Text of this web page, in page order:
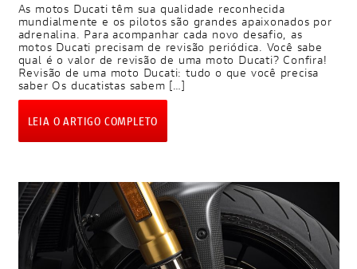
As motos Ducati têm sua qualidade reconhecida
mundialmente e os pilotos são grandes apaixonados por
adrenalina. Para acompanhar cada novo desafio, as
motos Ducati precisam de revisão periódica. Você sabe
qual é o valor de revisão de uma moto Ducati? Confira!
Revisão de uma moto Ducati: tudo o que você precisa
saber Os ducatistas sabem […]
LEIA O ARTIGO COMPLETO